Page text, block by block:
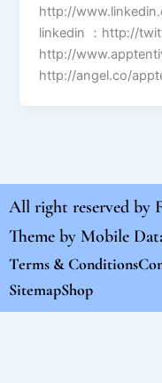
http://
linkedin ：http://
http://
http://angel.co/
All right reserved by
Theme by Mobile
Terms & Conditions
SitemapShop